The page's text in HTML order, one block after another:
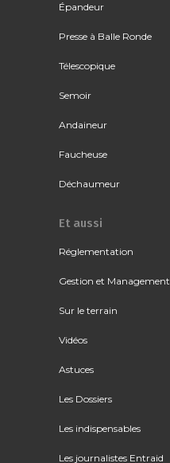
Épandeur
Presse à Balle Ronde
Télescopique
Semoir
Andaineur
Faucheuse
Déchaumeur
Et aussi
Réglementation
Gestion et Management
Sur le terrain
Vidéos
Astuces
Les Dossiers
Les indispensables
Les journalistes Entraid